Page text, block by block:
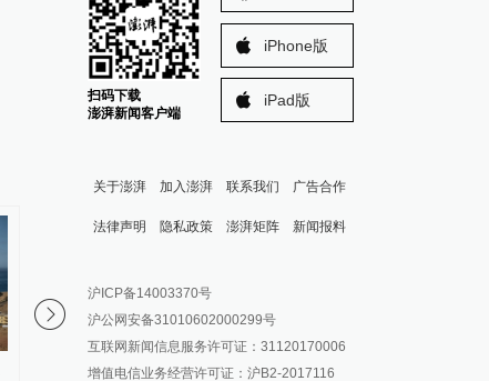
美国宣布对古巴实施新一轮制裁 黎巴嫩与以色列第七轮
扫码下载
澎湃新闻客户端
iPhone版
iPad版
关于澎湃 加入澎湃 联系我们 广告合作
法律声明 隐私政策 澎湃矩阵
澎湃新闻公众号
澎湃新闻抖音号
派生万物开放平台
新闻报料
报料邮箱: news@thepaper.cn
沪ICP备14003370号
沪公网安备31010602000299号
互联网新闻信息服务许可证：31120170006
增值电信业务经营许可证：沪B2-2017116